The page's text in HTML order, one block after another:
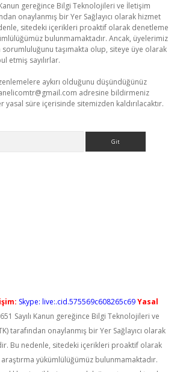
Kanun gereğince Bilgi Teknolojileri ve İletişim
onaylanmış bir Yer Sağlayıcı olarak hizmet
sitedeki içerikleri proaktif olarak denetleme
bulunmamaktadır. Ancak, üyelerimiz
sorumluluğunu taşımakta olup, siteye üye olarak
etmiş sayılırlar.
aykırı olduğunu düşündüğünüz
adresine bildirmeniz
yasal süre içerisinde sitemizden kaldırılacaktır.
Skype: live:.cid.575569c608265c69Yasal
Sayılı Kanun gereğince Bilgi Teknolojileri ve
tarafından onaylanmış bir Yer Sağlayıcı olarak
Bu nedenle, sitedeki içerikleri proaktif olarak
yükümlülüğümüz bulunmamaktadır.